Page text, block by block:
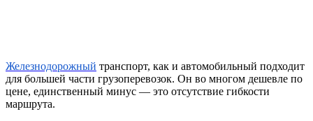
Железнодорожный транспорт, как и автомобильный подходит
для большей части грузоперевозок. Он во многом дешевле по
цене, единственный минус — это отсутствие гибкости
маршрута.